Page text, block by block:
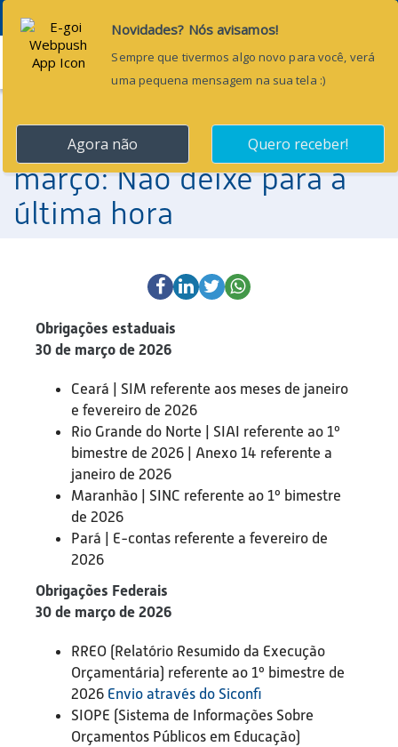
Menu
Obrigações Contábeis de
março: Não deixe para a
última hora
Obrigações estaduais
30 de março de 2026
Ceará | SIM referente aos meses de janeiro
e fevereiro de 2026
Rio Grande do Norte | SIAI referente ao 1º
bimestre de 2026 | Anexo 14 referente a
janeiro de 2026
Maranhão | SINC referente ao 1º bimestre
de 2026
Pará | E-contas referente a fevereiro de
2026
Obrigações Federais
30 de março de 2026
RREO (Relatório Resumido da Execução
Orçamentária) referente ao 1º bimestre de
2026 Envio através do Siconfi
SIOPE (Sistema de Informações Sobre
Orçamentos Públicos em Educação)